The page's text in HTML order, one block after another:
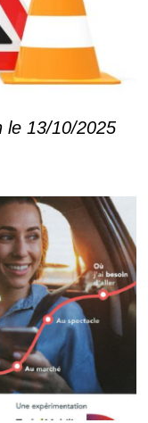
le 13/10/2025